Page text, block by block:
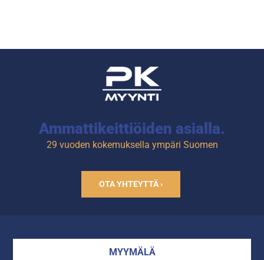
Ammattikeittiöiden asialla.
29 vuoden kokemuksella ympäri Suomen
OTA YHTEYTTÄ ›
MYYMÄLÄ